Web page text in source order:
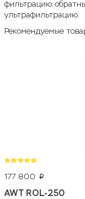
фильтрацию,
ультрафильтрацию.
Рекомендуемые
177 800 p
AWT ROL-250